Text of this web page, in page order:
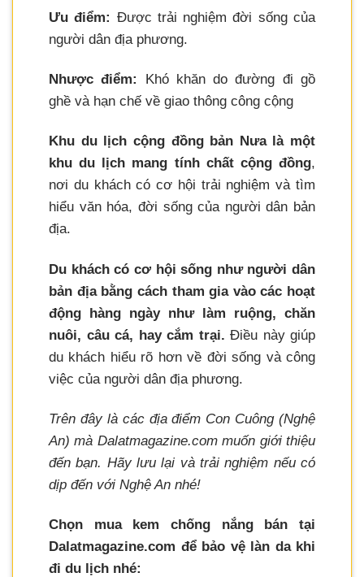
Ưu điểm: Được trải nghiệm đời sống của
người dân địa phương.
Nhược điểm:
Khó khăn do đường đi gồ
ghề và hạn chế về giao thông công cộng
Khu du lịch cộng đồng bản Nưa là một
khu du lịch mang tính chất cộng đồng,
nơi du khách có cơ hội trải nghiệm và tìm
hiểu văn hóa, đời sống của người dân bản
địa.
Du khách có cơ hội sống như người dân
bản địa bằng cách tham gia vào các hoạt
động hàng ngày như làm ruộng, chăn
nuôi, câu cá, hay cắm trại. Điều này giúp
du khách hiểu rõ hơn về đời sống và công
việc của người dân địa phương.
Trên đây là các địa điểm Con Cuông (Nghệ
An) mà Dalatmagazine.com muốn giới thiệu
đến bạn. Hãy lưu lại và trải nghiệm nếu có
dịp đến với Nghệ An nhé!
Chọn mua kem chống nắng bán tại
Dalatmagazine.com để bảo vệ làn da khi
đi du lịch nhé: